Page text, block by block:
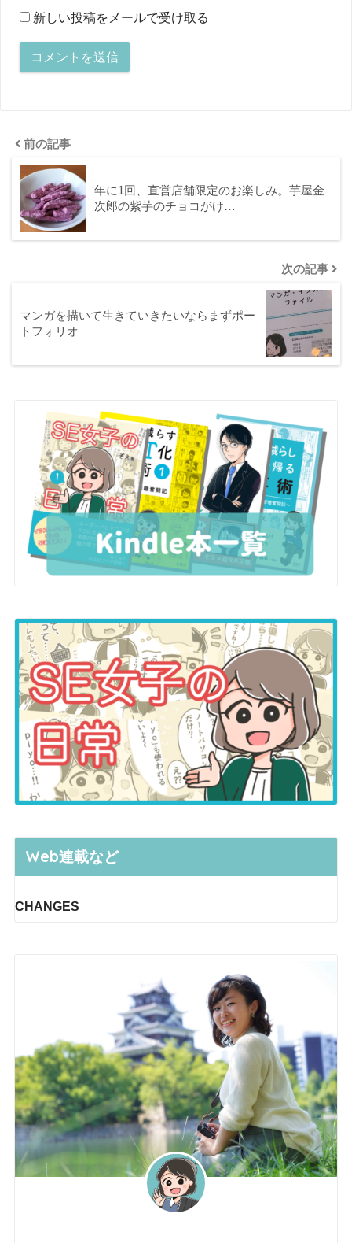
新しい投稿をメールで受け取る
前の記事
年に1回、直営店舗限定のお楽しみ。芋屋金
次郎の紫芋のチョコがけ…
次の記事
マンガを描いて生きていきたいならまずポー
トフォリオ
Web連載など
CHANGES